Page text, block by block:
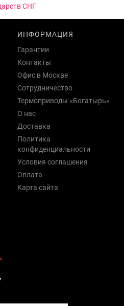
ИНФОРМАЦИЯ
Гарантии
Контакты
Офис в Москве
Сотрудничество
Термоприводы «Богатырь»
О нас
Доставка
Политика
конфиденциальности
Условия соглашения
Оплата
Карта сайта